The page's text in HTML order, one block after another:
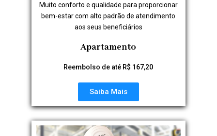
Muito conforto e qualidade para proporcionar
bem-estar com alto padrão de atendimento
aos seus beneficiários
Apartamento
Reembolso de até R$ 167,20
Saiba Mais